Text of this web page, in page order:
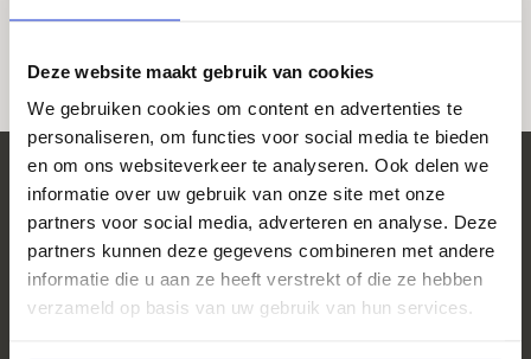
Deze website maakt gebruik van cookies
We gebruiken cookies om content en advertenties te
personaliseren, om functies voor social media te bieden
en om ons websiteverkeer te analyseren. Ook delen we
informatie over uw gebruik van onze site met onze
partners voor social media, adverteren en analyse. Deze
partners kunnen deze gegevens combineren met andere
informatie die u aan ze heeft verstrekt of die ze hebben
verzameld op basis van uw gebruik van hun services.
Blijf op de hoogte van onze emails
E-mail
Showroom locaties